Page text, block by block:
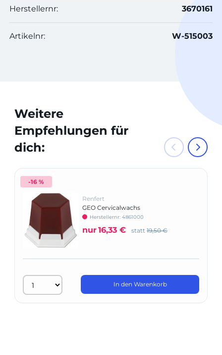
Herstellernr: 3670161
Artikelnr: W-515003
Weitere
Empfehlungen für
dich:
-16 %
Renfert
GEO Cervicalwachs
Herstellernr: 4861000
nur16,33 € statt 19,50 €
In den Warenkorb